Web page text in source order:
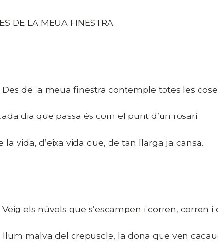
DE LA MEUA FINESTRA
de la meua finestra contemple totes les
dia que passa és com el punt d’un rosari
la vida, d’eixa vida que, de tan llarga ja cansa.
els núvols que s’escampen i corren, corren i
llum malva del crepuscle, la dona que ven